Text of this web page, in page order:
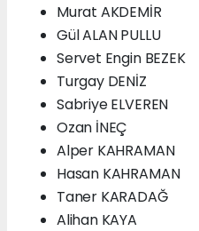
Murat AKDEMİR
Gül ALAN PULLU
Servet Engin BEZEK
Turgay DENİZ
Sabriye ELVEREN
Ozan İNEÇ
Alper KAHRAMAN
Hasan KAHRAMAN
Taner KARADAĞ
Alihan KAYA